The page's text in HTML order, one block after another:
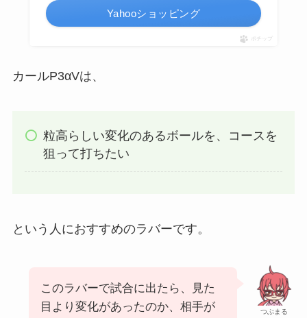
Yahooショッピング
ポチップ
カールP3αVは、
粒高らしい変化のあるボールを、コースを
狙って打ちたい
という人におすすめのラバーです。
つぶまる
このラバーで試合に出たら、見た
目より変化があったのか、相手が